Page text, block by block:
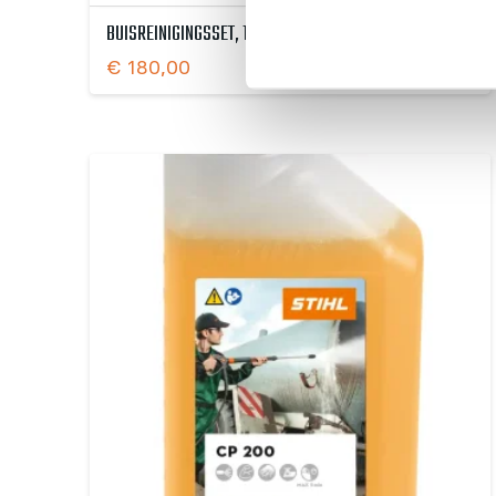
BUISREINIGINGSSET, 10 M, FLEXIBEL, SNELKOPPELING
€ 180,00